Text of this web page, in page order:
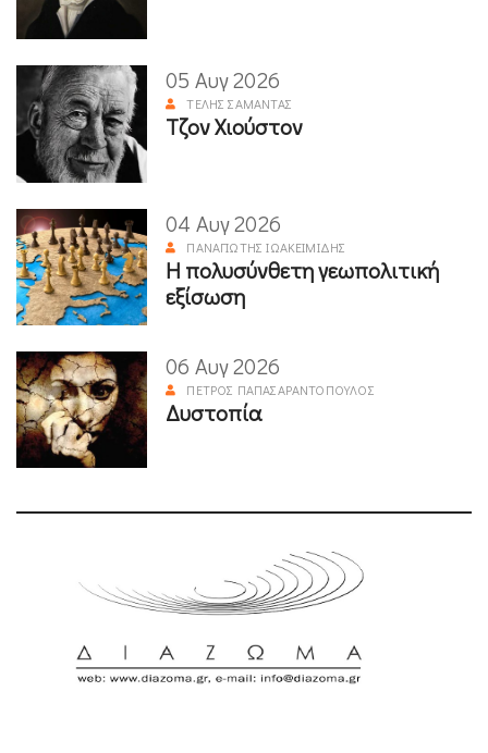
05 Αυγ 2026
ΤΈΛΗΣ ΣΑΜΑΝΤΆΣ
Τζον Χιούστον
04 Αυγ 2026
ΠΑΝΑΓΙΏΤΗΣ ΙΩΑΚΕΙΜΊΔΗΣ
Η πολυσύνθετη γεωπολιτική
εξίσωση
06 Αυγ 2026
ΠΈΤΡΟΣ ΠΑΠΑΣΑΡΑΝΤΌΠΟΥΛΟΣ
Δυστοπία